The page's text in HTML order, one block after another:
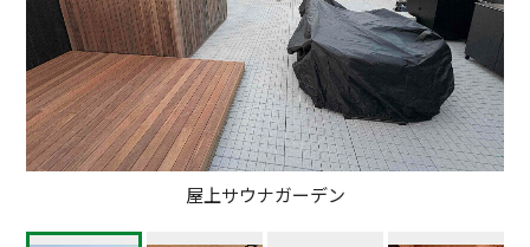
屋上サウナガーデン